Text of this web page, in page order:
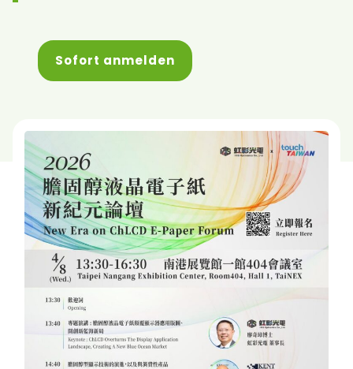
Sofort anmelden